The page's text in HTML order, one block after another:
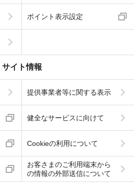
ポイント表示設定
サイト情報
提供事業者等に関する表示
健全なサービスに向けて
Cookieの利用について
お客さまのご利用端末から
の情報の外部送信について